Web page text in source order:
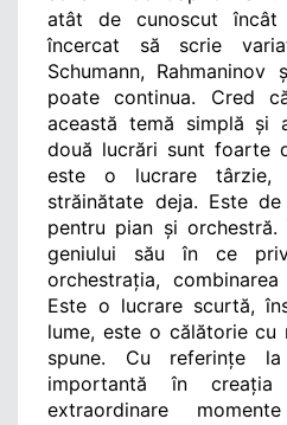
atât de cunoscut
încercat să scrie
Schumann,
poate continua. Cred
această temă simplă și
două lucrări sunt foarte
este o lucrare
străinătate deja. Este
pentru pian și
geniului său în ce
orchestrația,
Este o lucrare scurtă,
lume, este o călătorie cu
spune. Cu referințe
importantă în
extraordinare